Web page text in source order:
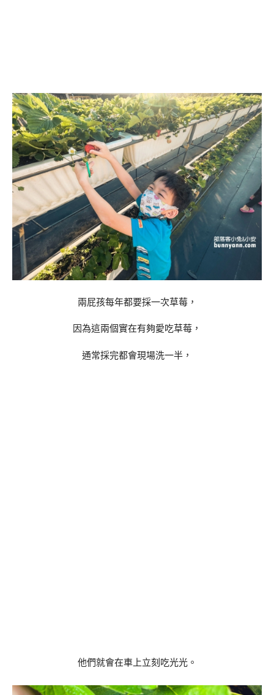
兩屁孩每年都要採一次草莓，
因為這兩個實在有夠愛吃草莓，
通常採完都會現場洗一半，
他們就會在車上立刻吃光光。